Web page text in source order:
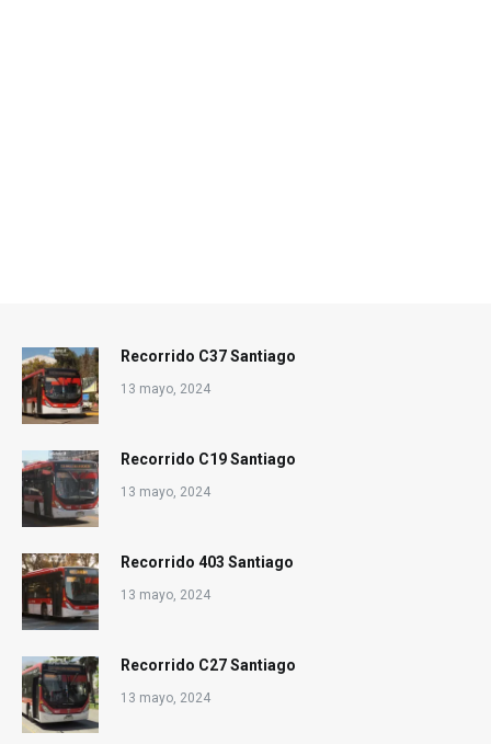
Recorrido C37 Santiago
13 mayo, 2024
Recorrido C19 Santiago
13 mayo, 2024
Recorrido 403 Santiago
13 mayo, 2024
Recorrido C27 Santiago
13 mayo, 2024